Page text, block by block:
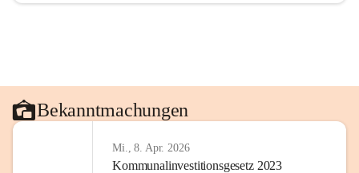
Bekanntmachungen
Mi., 8. Apr. 2026
Kommunalinvestitionsgesetz 2023